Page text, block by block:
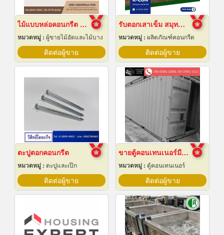
ไม้แบบหล่อคอนกรีต ไม้แบบเทปูน
หมวดหมู่ : ผู้ขายไม้อัดและไม้บาง
ติดต่อผู้ขาย
รับตอกเสาเข็ม สมุทรปราการ ราคาถูก
หมวดหมู่ : ผลิตภัณฑ์คอนกรีต
ติดต่อผู้ขาย
ตะปูตอกคอนกรีต
หมวดหมู่ : ตะปูและเป๊ก
ติดต่อผู้ขาย
ขายตู้คอนเทนเนอร์มือสอง ราคาถูก
หมวดหมู่ : ตู้คอนเทนเนอร์
ติดต่อผู้ขาย